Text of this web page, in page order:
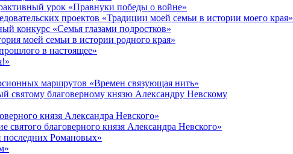
урок «Правнуки победы о войне»
проектов «Традиции моей семьи в истории моего края»
конкурс «Семья глазами подростков»
моей семьи в истории родного края»
в настоящее»
маршрутов «Времен связующая нить»
святому благоверному князю Александру Невскому
князя Александра Невского»
святого благоверного князя Александра Невского»
Романовых»